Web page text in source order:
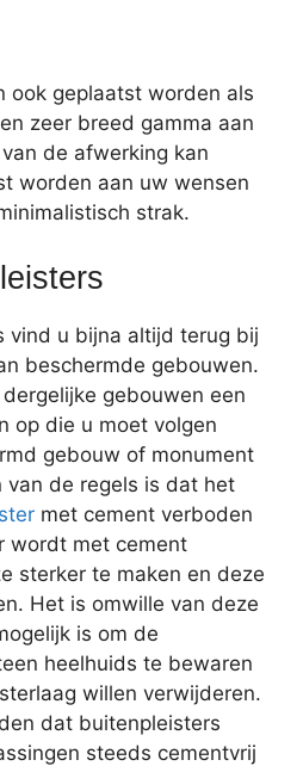
ook geplaatst worden als
zeer breed gamma aan
de afwerking kan
worden aan uw wensen
strak.
vind u bijna altijd terug bij
beschermde gebouwen.
gebouwen een
op die u moet volgen
gebouw of monument
van de regels is dat het
met cement verboden
wordt met cement
sterker te maken en deze
Het is omwille van deze
is om de
heelhuids te bewaren
willen verwijderen.
dat buitenpleisters
steeds cementvrij